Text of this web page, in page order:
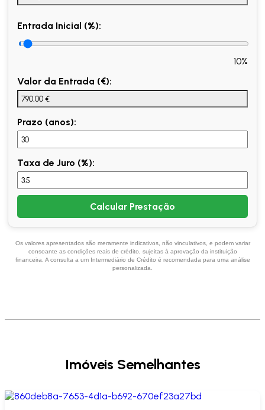
Entrada Inicial (%):
10%
Valor da Entrada (€):
Prazo (anos):
Taxa de Juro (%):
Calcular Prestação
Os valores apresentados são meramente indicativos, não vinculativos, e podem variar
consoante as condições reais de crédito, sujeitas à aprovação da instituição
financeira. A consulta a um Intermediário de Crédito é recomendada para uma análise
personalizada.
Imóveis Semelhantes